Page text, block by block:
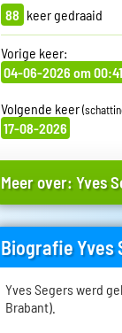
88 keer gedraaid
Vorige keer:
04-06-2026 om
Volgende keer
17-08-2026
Meer over:Yves
Biografie Yves
Yves Segers werd
Brabant).